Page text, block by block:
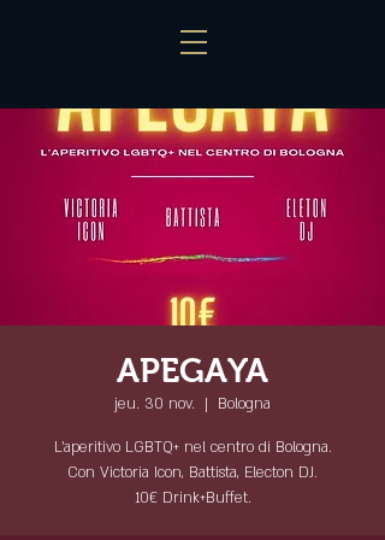
APEGAYA
jeu. 30 nov.
  |
Bologna
L'aperitivo LGBTQ+ nel centro di Bologna.
Con Victoria Icon, Battista, Electon DJ.
10€ Drink+Buffet.